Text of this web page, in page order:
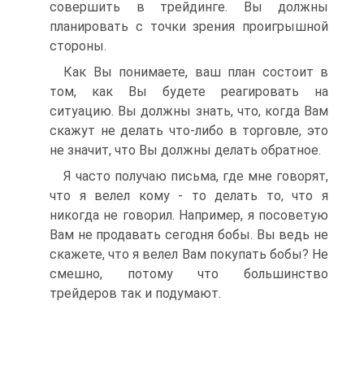
совершить в трейдинге. Вы должны
планировать с точки зрения проигрышной
стороны.
Как Вы понимаете, ваш план состоит в
том, как Вы будете реагировать на
ситуацию. Вы должны знать, что, когда Вам
скажут не делать что-либо в торговле, это
не значит, что Вы должны делать обратное.
Я часто получаю письма, где мне говорят,
что я велел кому - то делать то, что я
никогда не говорил. Например, я посоветую
Вам не продавать сегодня бобы. Вы ведь не
скажете, что я велел Вам покупать бобы? Не
смешно, потому что большинство
трейдеров так и подумают.